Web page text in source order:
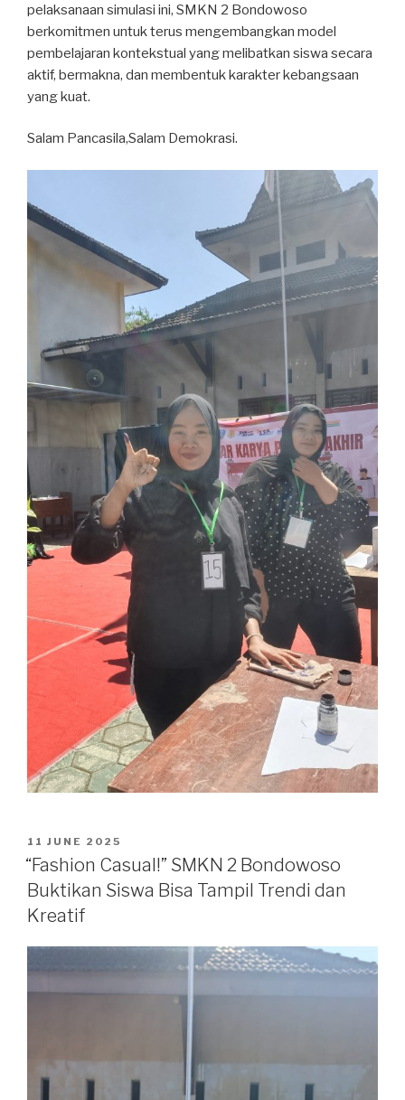
pelaksanaan simulasi ini, SMKN 2 Bondowoso
berkomitmen untuk terus mengembangkan model
pembelajaran kontekstual yang melibatkan siswa secara
aktif, bermakna, dan membentuk karakter kebangsaan
yang kuat.
Salam Pancasila,Salam Demokrasi.
11 JUNE 2025
“Fashion Casual!” SMKN 2 Bondowoso
Buktikan Siswa Bisa Tampil Trendi dan
Kreatif